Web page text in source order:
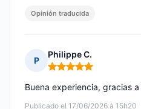
Opinión traducida
P
Philippe C.
Nota: 5 de 5
Publicado el 17/06/2026 à 15h20
Buena experiencia, gracias a